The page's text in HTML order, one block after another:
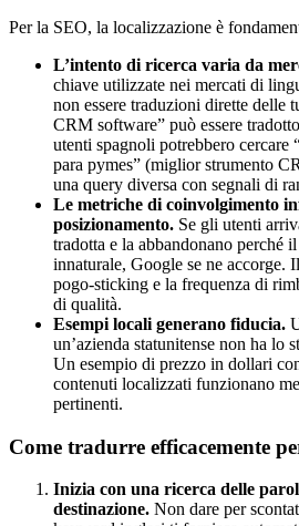
Per la SEO, la localizzazione è
L’intento di ricerca varia da
chiave utilizzate nei mercati di
non essere traduzioni dirette delle
CRM software” può essere
utenti spagnoli potrebbero cercare
para pymes” (miglior strumento
una query diversa con segnali di
Le metriche di coinvolgimento
posizionamento. Se gli utenti
tradotta e la abbandonano perché
innaturale, Google se ne accorge.
pogo-sticking e la frequenza di
di qualità.
Esempi locali generano fiducia.
un’azienda statunitense non ha lo
Un esempio di prezzo in dollari
contenuti localizzati funzionano
pertinenti.
Come tradurre efficacemente
Inizia con una ricerca delle
destinazione. Non dare per